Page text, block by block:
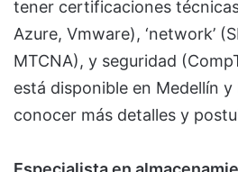
tener certificaciones técnicas
Azure, Vmware), ‘network’
MTCNA), y seguridad
está disponible en Medellín
conocer más detalles y